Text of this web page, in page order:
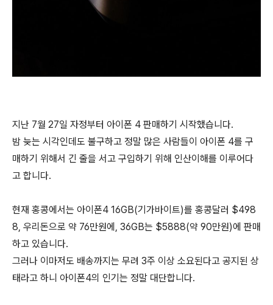
지난 7월 27일 자정부터 아이폰 4 판매하기 시작했습니다.
밤 늦는 시각인데도 불구하고 정말 많은 사람들이 아이폰 4를 구
매하기 위해서 긴 줄을 서고 구입하기 위해 인산이해를 이루어다
고 합니다.
현재 홍콩에서는 아이폰4 16GB(기가바이트)를 홍콩달러 $498
8, 우리돈으로 약 76만원에, 36GB는 $5888(약 90만원)에 판매
하고 있습니다.
그러나 이마저도 배송까지는 무려 3주 이상 소요된다고 공지된 상
태라고 하니 아이폰4의 인기는 정말 대단합니다.